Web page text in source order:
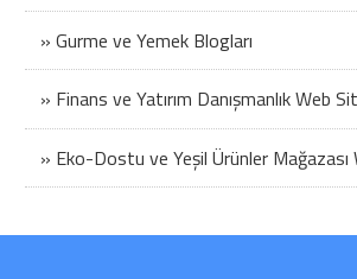
» Gurme ve Yemek Blogları
» Finans ve Yatırım Danışmanlık Web
» Eko-Dostu ve Yeşil Ürünler Mağazası